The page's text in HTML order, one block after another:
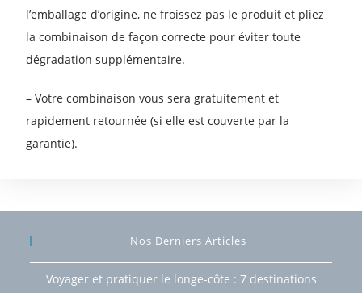
l’emballage d’origine, ne froissez pas le produit et pliez
la combinaison de façon correcte pour éviter toute
dégradation supplémentaire.
– Votre combinaison vous sera gratuitement et
rapidement retournée (si elle est couverte par la
garantie).
Nos Derniers Articles
Voyager et pratiquer le longe-côte : 7 destinations
commande en ligne
J'accepte les offres email de Longeurs.com.